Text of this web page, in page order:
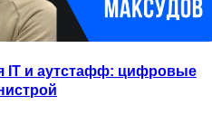
IT и аутстафф: цифровые